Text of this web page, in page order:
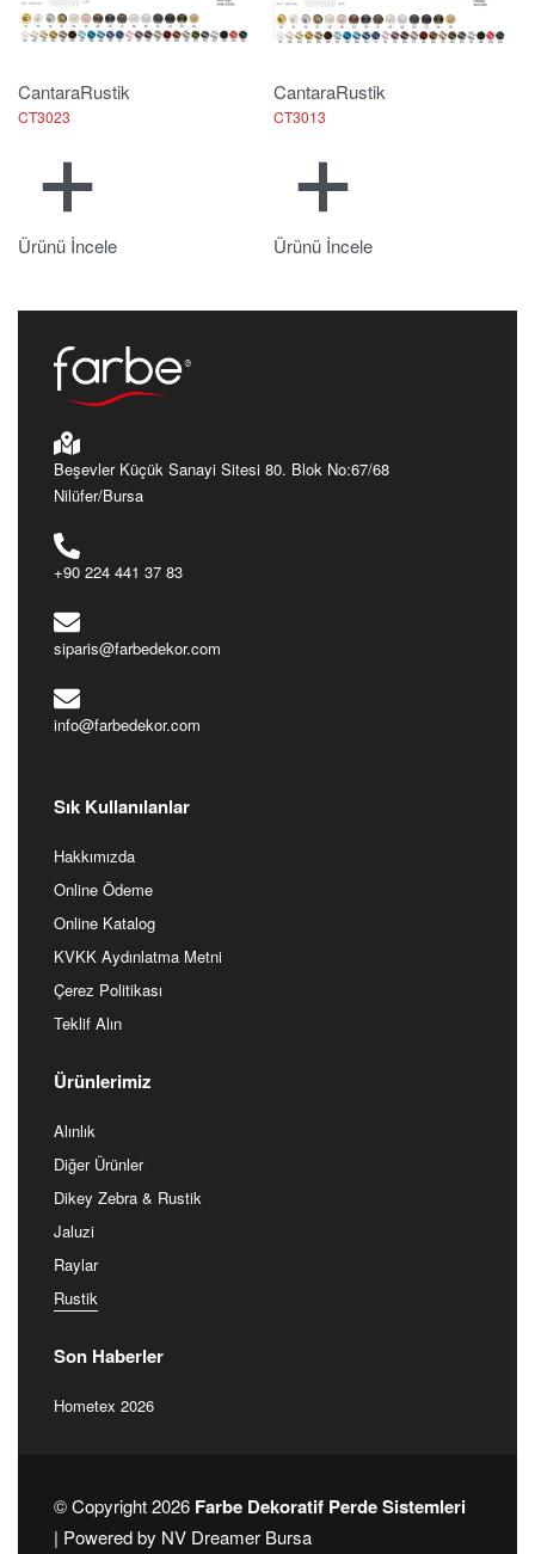
CantaraRustik
CT3023
Ürünü İncele
CantaraRustik
CT3013
Ürünü İncele
Beşevler Küçük Sanayi Sitesi 80. Blok No:67/68
Nilüfer/Bursa
+90 224 441 37 83
siparis@farbedekor.com
info@farbedekor.com
Sık Kullanılanlar
Hakkımızda
Online Ödeme
Online Katalog
KVKK Aydınlatma Metni
Çerez Politikası
Teklif Alın
Ürünlerimiz
Alınlık
Diğer Ürünler
Dikey Zebra & Rustik
Jaluzi
Raylar
Rustik
Son Haberler
Hometex 2026
© Copyright 2026 Farbe Dekoratif Perde Sistemleri
| Powered by NV Dreamer Bursa